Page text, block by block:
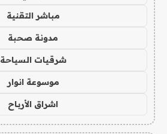
مباشر التقنية
مدونة صحبة
شرقيات السياحة
موسوعة انوار
اشراق الأرباح